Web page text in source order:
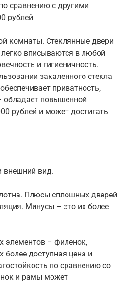
сравнению с другими
рублей.
комнаты. Стеклянные двери
вписываются в любой
и гигиеничность.
закаленного стекла
приватность,
обладает повышенной
рублей и может достигать
внешний вид.
Плюсы сплошных дверей
Минусы – это их более
элементов – филенок,
доступная цена и
по сравнению со
и рамы может